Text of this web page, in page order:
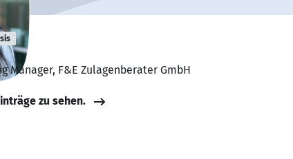
Manager, F&E Zulagenberater GmbH
zu sehen.